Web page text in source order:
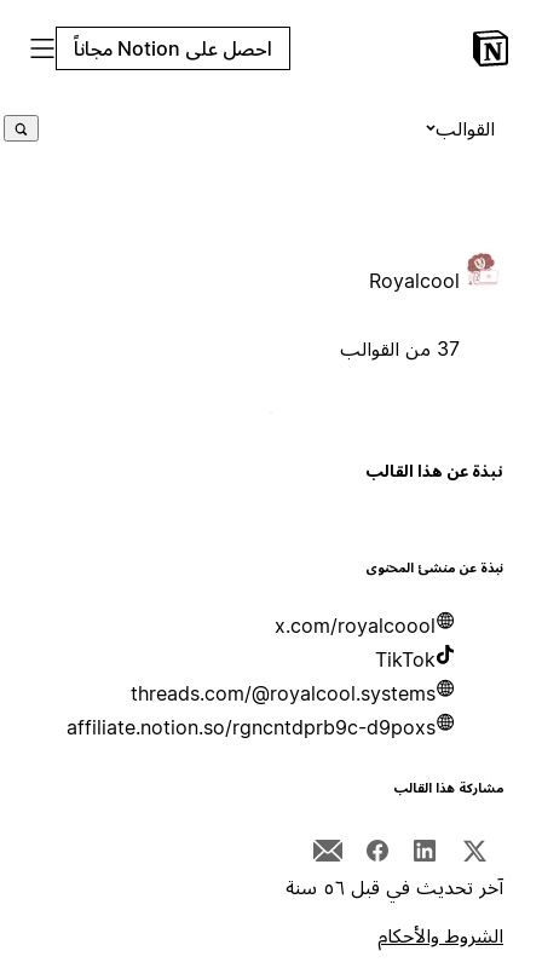
احصل على Notion مجاناً
القوالب
Royalcool
عن هذا القالب
عن منشئ المحتوى
x.com/royalcoool
TikTok
threads.com/@royalcool.systems
affiliate.notion.so/rgncntdprb9c-d9poxs
هذا القالب
تحديث في قبل ٥٦ سنة
والأحكام